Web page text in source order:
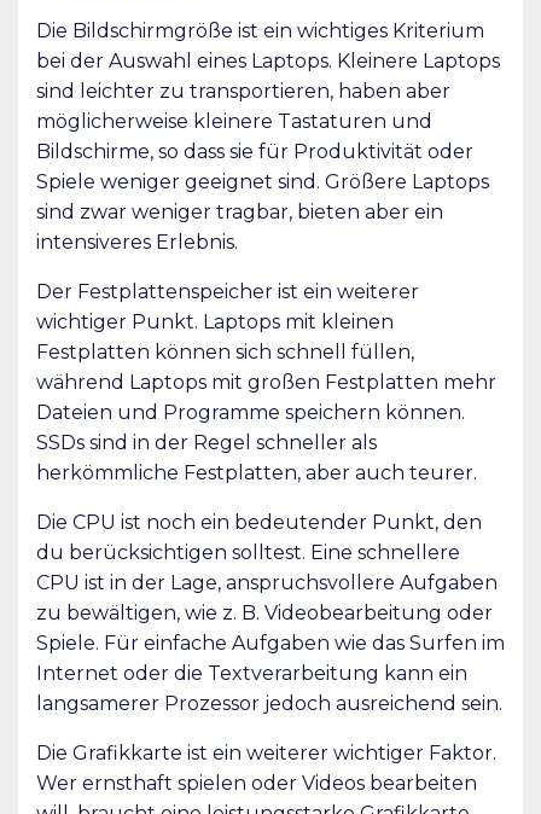
Die Bildschirmgröße ist ein wichtiges Kriterium
bei der Auswahl eines Laptops. Kleinere Laptops
sind leichter zu transportieren, haben aber
möglicherweise kleinere Tastaturen und
Bildschirme, so dass sie für Produktivität oder
Spiele weniger geeignet sind. Größere Laptops
sind zwar weniger tragbar, bieten aber ein
intensiveres Erlebnis.
Der Festplattenspeicher ist ein weiterer
wichtiger Punkt. Laptops mit kleinen
Festplatten können sich schnell füllen,
während Laptops mit großen Festplatten mehr
Dateien und Programme speichern können.
SSDs sind in der Regel schneller als
herkömmliche Festplatten, aber auch teurer.
Die CPU ist noch ein bedeutender Punkt, den
du berücksichtigen solltest. Eine schnellere
CPU ist in der Lage, anspruchsvollere Aufgaben
zu bewältigen, wie z. B. Videobearbeitung oder
Spiele. Für einfache Aufgaben wie das Surfen im
Internet oder die Textverarbeitung kann ein
langsamerer Prozessor jedoch ausreichend sein.
Die Grafikkarte ist ein weiterer wichtiger Faktor.
Wer ernsthaft spielen oder Videos bearbeiten